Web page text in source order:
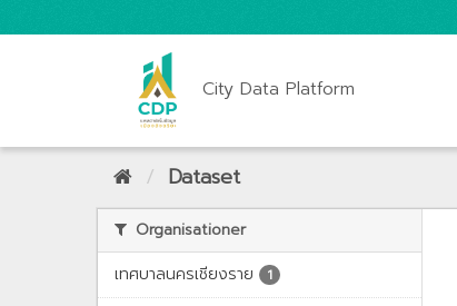
City Data Platform
Dataset
Organisationer
เทศบาลนครเชียงราย
1